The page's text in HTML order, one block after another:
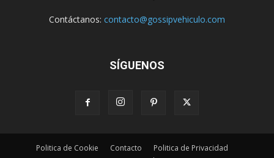
Contáctanos: contacto@gossipvehiculo.com
SÍGUENOS
Politica de Cookie Contacto
Politica de Privacidad